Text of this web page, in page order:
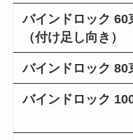
バインドロック 60
（付け足し向き）
バインドロック 80
バインドロック